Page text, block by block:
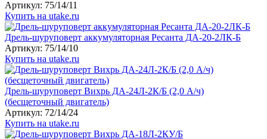
Артикул: 75/14/11
Купить на utake.ru
Дрель-шуруповерт аккумуляторная Ресанта ДА-20-2ЛК-Б
Артикул: 75/14/10
Купить на utake.ru
Дрель-шуруповерт Вихрь ДА-24Л-2К/Б (2,0 А/ч)
(бесщеточный двигатель)
Артикул: 72/14/24
Купить на utake.ru